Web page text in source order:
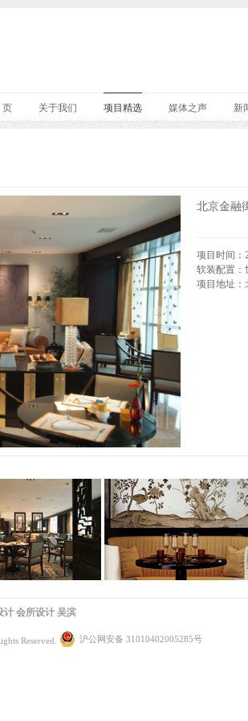
页 关于我们 项目精选 媒体之声 新
北京金融
项目时间：
软装配置：
项目地址：
计 会所设计 吴滨
Reserved. 沪公网安备 31010402005285号